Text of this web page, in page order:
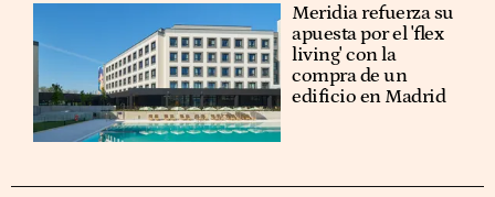
Meridia refuerza su
apuesta por el 'flex
living' con la
compra de un
edificio en Madrid